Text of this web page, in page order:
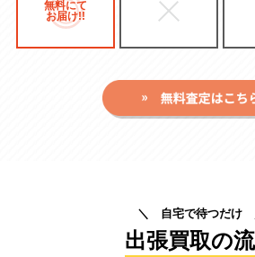
無料にて
お届け!!
＼ 自宅で待つだけ
出張買取の